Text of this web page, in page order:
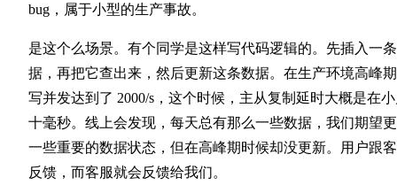
bug，属于小型的生产事故。
是这个么场景。有个同学是这样写代码逻辑的。先插入一
据，再把它查出来，然后更新这条数据。在生产环境高峰
写并发达到了 2000/s，这个时候，主从复制延时大概是在
十毫秒。线上会发现，每天总有那么一些数据，我们期望
一些重要的数据状态，但在高峰期时候却没更新。用户跟
反馈，而客服就会反馈给我们。